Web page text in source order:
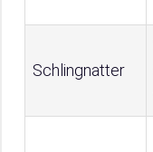
Schlingnatter